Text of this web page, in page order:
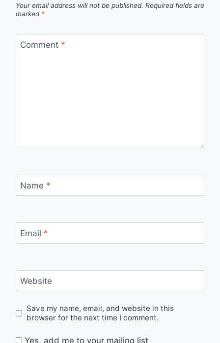
Your email address will not be published. Required fields are
marked *
Comment *
Name *
Email *
Website
Save my name, email, and website in this
browser for the next time I comment.
Yes, add me to your mailing list